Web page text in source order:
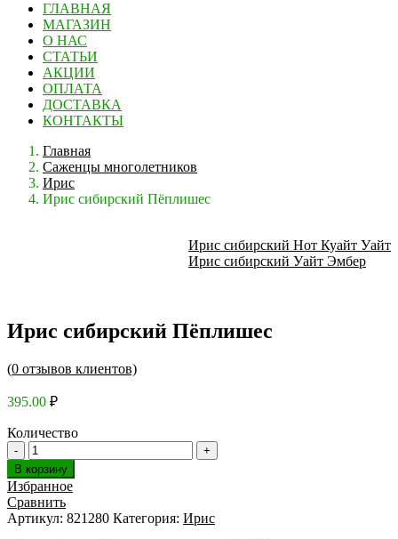
ГЛАВНАЯ
МАГАЗИН
О НАС
СТАТЬИ
АКЦИИ
ОПЛАТА
ДОСТАВКА
КОНТАКТЫ
Главная
Саженцы многолетников
Ирис
Ирис сибирский Пёплишес
Ирис сибирский Нот Куайт Уайт
Ирис сибирский Уайт Эмбер
Ирис сибирский Пёплишес
(0 отзывов клиентов)
395.00 ₽
Количество
В корзину
Избранное
Сравнить
Артикул: 821280 Категория: Ирис